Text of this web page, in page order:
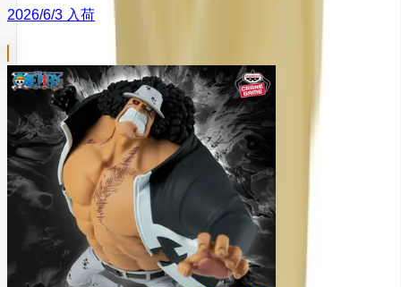
2026/6/3 入荷